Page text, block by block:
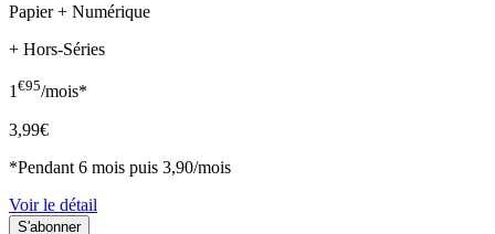
Papier + Numérique
+ Hors-Séries
1€95/mois*
3,99€
*Pendant 6 mois puis 3,90/mois
Voir le détail